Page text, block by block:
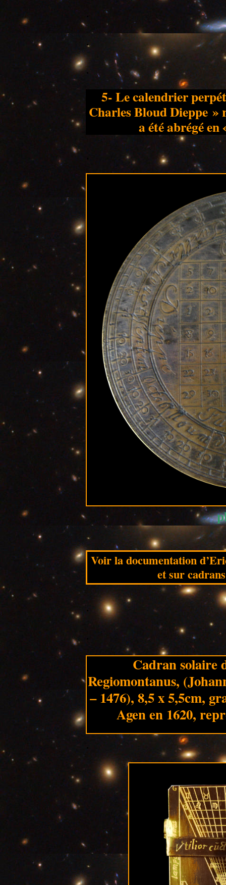
.
.
5- Le calendrier
Charles Bloud Dieppe »
a été abrégé
Voir la documentation
et sur
.
Cadran solaire
Regiomontanus,
– 1476), 8,5 x 5,5cm,
Agen en 1620,